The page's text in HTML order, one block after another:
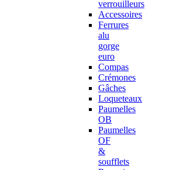
verrouilleurs
Accessoires
Ferrures
alu
gorge
euro
Compas
Crémones
Gâches
Loqueteaux
Paumelles
OB
Paumelles
OF
&
soufflets